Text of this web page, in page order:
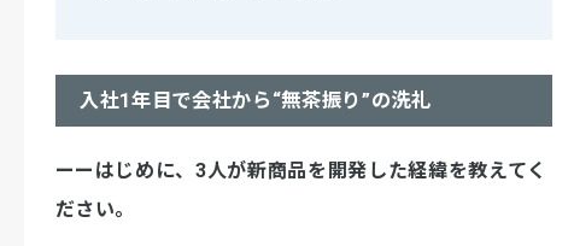
入社1年目で会社から“無茶振り”の洗礼
ーーはじめに、3人が新商品を開発した経緯を教えてく
ださい。